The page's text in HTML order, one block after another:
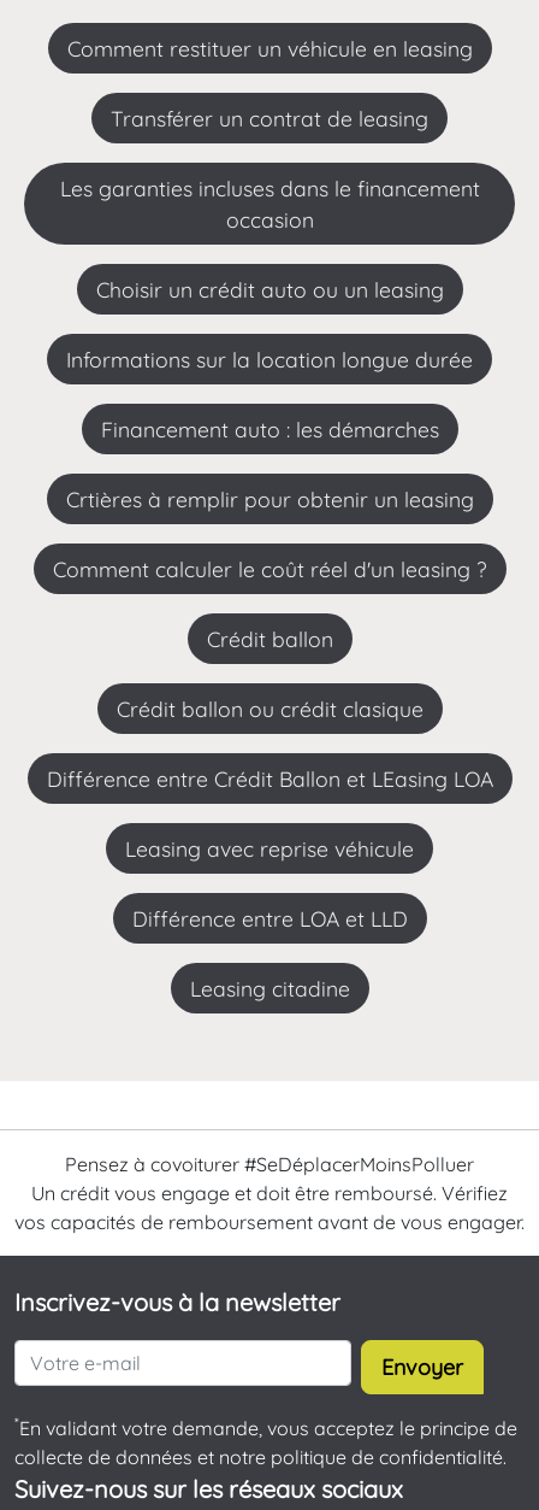
comment restituer un véhicule en leasing
Transférer un contrat de leasing
Les garanties incluses dans le financement
occasion
choisir un crédit auto ou un leasing
Informations sur la location longue durée
Financement auto : les démarches
Crtières à remplir pour obtenir un leasing
Comment calculer le coût réel d'un leasing ?
Crédit ballon
Crédit ballon ou crédit clasique
Différence entre Crédit Ballon et LEasing LOA
leasing avec reprise véhicule
Différence entre LOA et LLD
leasing citadine
Pensez à covoiturer #SeDéplacerMoinsPolluer
Un crédit vous engage et doit être remboursé. Vérifiez
vos capacités de remboursement avant de vous engager.
Inscrivez-vous à la newsletter
Envoyer
*En validant votre demande, vous acceptez le principe de
collecte de données et notre politique de confidentialité.
Suivez-nous sur les réseaux sociaux